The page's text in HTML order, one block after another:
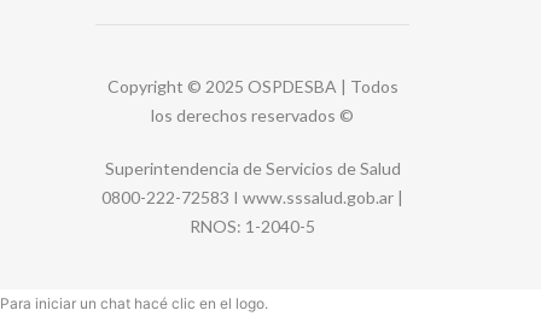
Copyright © 2025 OSPDESBA | Todos
los derechos reservados ©
Superintendencia de Servicios de Salud
0800-222-72583 I www.sssalud.gob.ar |
RNOS: 1-2040-5
Para iniciar un chat hacé clic en el logo.